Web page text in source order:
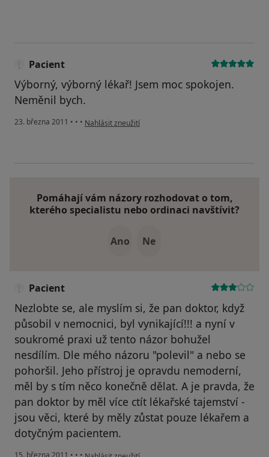
Pacient
Výborný, výborný lékař! Jsem moc spokojen.
Neměnil bych.
23. března 2011 • • • podle názoru uživatele Pacient
Nahlásit zneužití
Pomáhají vám názory rozhodovat o tom,
kterého specialistu nebo ordinaci navštívit?
Ano Ne
Pacient
Nezlobte se, ale myslím si, že pan doktor, když
působil v nemocnici, byl vynikající!!! a nyní v
soukromé praxi už tento názor bohužel
nesdílím. Dle mého názoru "polevil" a nebo se
pohoršil. Jeho přístroj je opravdu nemoderní,
měl by s tím něco konečně dělat. A je pravda, že
pan doktor by měl více ctít lékařské tajemství -
jsou věci, které by měly zůstat pouze lékařem a
dotyčným pacientem.
podle názoru uživatele Pacient